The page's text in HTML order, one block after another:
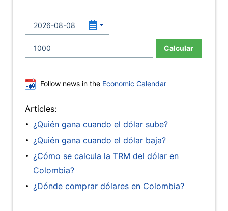
Calcular
Follow news in the Economic Calendar
Articles:
¿Quién gana cuando el dólar sube?
¿Quién gana cuando el dólar baja?
¿Cómo se calcula la TRM del dólar en
Colombia?
¿Dónde comprar dólares en Colombia?